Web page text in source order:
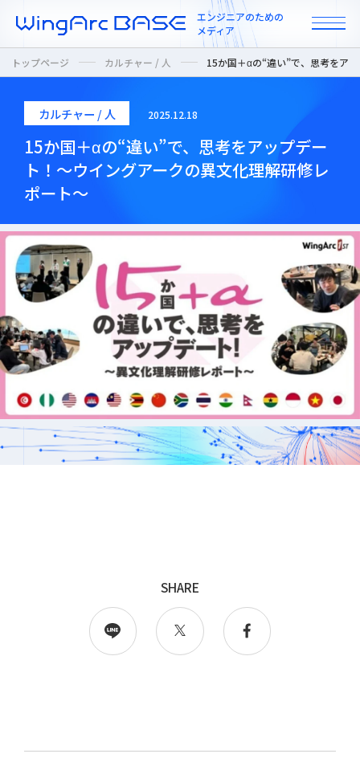
エンジニアのための
メディア
All
インタビュー
カルチャー / 人
ニュース
プロダクト / 技術
採用
WingArc BASEとは
情報配信登録
トップページ カルチャー / 人 15か国＋αの“違い”で、思考をア
カルチャー / 人 2025.12.18
15か国＋αの“違い”で、思考をアップデー
ト！～ウイングアークの異文化理解研修レ
ポート～
SHARE